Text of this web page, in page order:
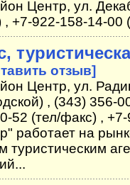
Центр, ул.
, +7-922-158-14-00
отзыв]
Центр, ул.
, (343) 356-
52 (тел/факс) ,
на
туристическим